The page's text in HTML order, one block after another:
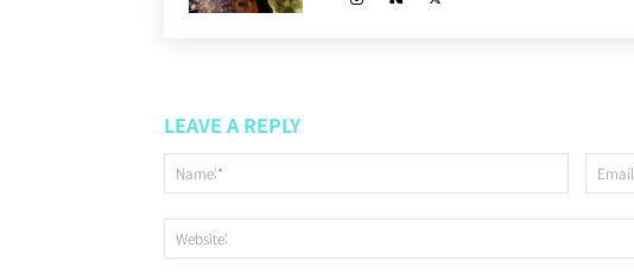
LEAVE A REPLY
Name:*